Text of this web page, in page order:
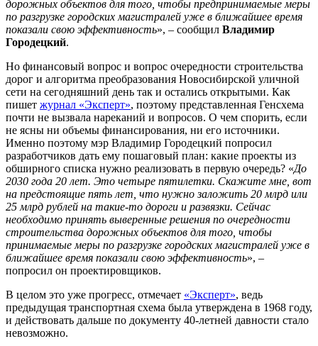
дорожных объектов для того, чтобы предпринимаемые меры
по разгрузке городских магистралей уже в ближайшее время
показали свою эффективность», – сообщил Владимир
Городецкий.
Но финансовый вопрос и вопрос очередности строительства
дорог и алгоритма преобразования Новосибирской уличной
сети на сегодняшний день так и остались открытыми. Как
пишет журнал «Эксперт», поэтому представленная Генсхема
почти не вызвала нареканий и вопросов. О чем спорить, если
не ясны ни объемы финансирования, ни его источники.
Именно поэтому мэр Владимир Городецкий попросил
разработчиков дать ему пошаговый план: какие проекты из
обширного списка нужно реализовать в первую очередь? «До
2030 года 20 лет. Это четыре пятилетки. Скажите мне, вот
на предстоящие пять лет, что нужно заложить 20 млрд или
25 млрд рублей на такие-то дороги и развязки. Сейчас
необходимо принять выверенные решения по очередности
строительства дорожных объектов для того, чтобы
принимаемые меры по разгрузке городских магистралей уже в
ближайшее время показали свою эффективность», –
попросил он проектировщиков.
В целом это уже прогресс, отмечает «Эксперт», ведь
предыдущая транспортная схема была утверждена в 1968 году,
и действовать дальше по документу 40-летней давности стало
невозможно.